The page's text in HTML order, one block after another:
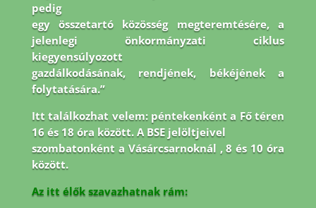
pedig
egy összetartó közösség megteremtésére, a
jelenlegi önkormányzati ciklus
kiegyensúlyozott
gazdálkodásának, rendjének, békéjének a
folytatására.”
Itt találkozhat velem: péntekenként a Fő téren
16 és 18 óra között. A BSE jelöltjeivel
szombatonként a Vásárcsarnoknál , 8 és 10 óra
között.
Az itt élők szavazhatnak rám: